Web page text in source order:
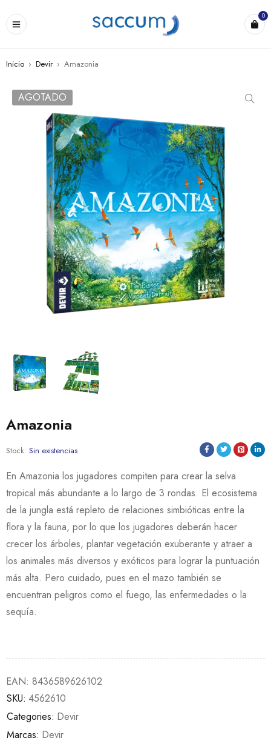
0
Inicio › Devir › Amazonia
AGOTADO
Amazonia
Stock: Sin existencias
En Amazonia los jugadores compiten para crear la selva
tropical más abundante a lo largo de 3 rondas. El ecosistema
de la jungla está repleto de relaciones simbióticas entre la
flora y la fauna, por lo que los jugadores deberán hacer
crecer los árboles, plantar vegetación exuberante y atraer a
los animales más diversos y exóticos para lograr la puntuación
más alta. Pero cuidado, pues en el mazo también se
encuentran peligros como el fuego, las enfermedades o la
sequía.
EAN: 8436589626102
SKU: 4562610
Categories: Devir
Marcas: Devir